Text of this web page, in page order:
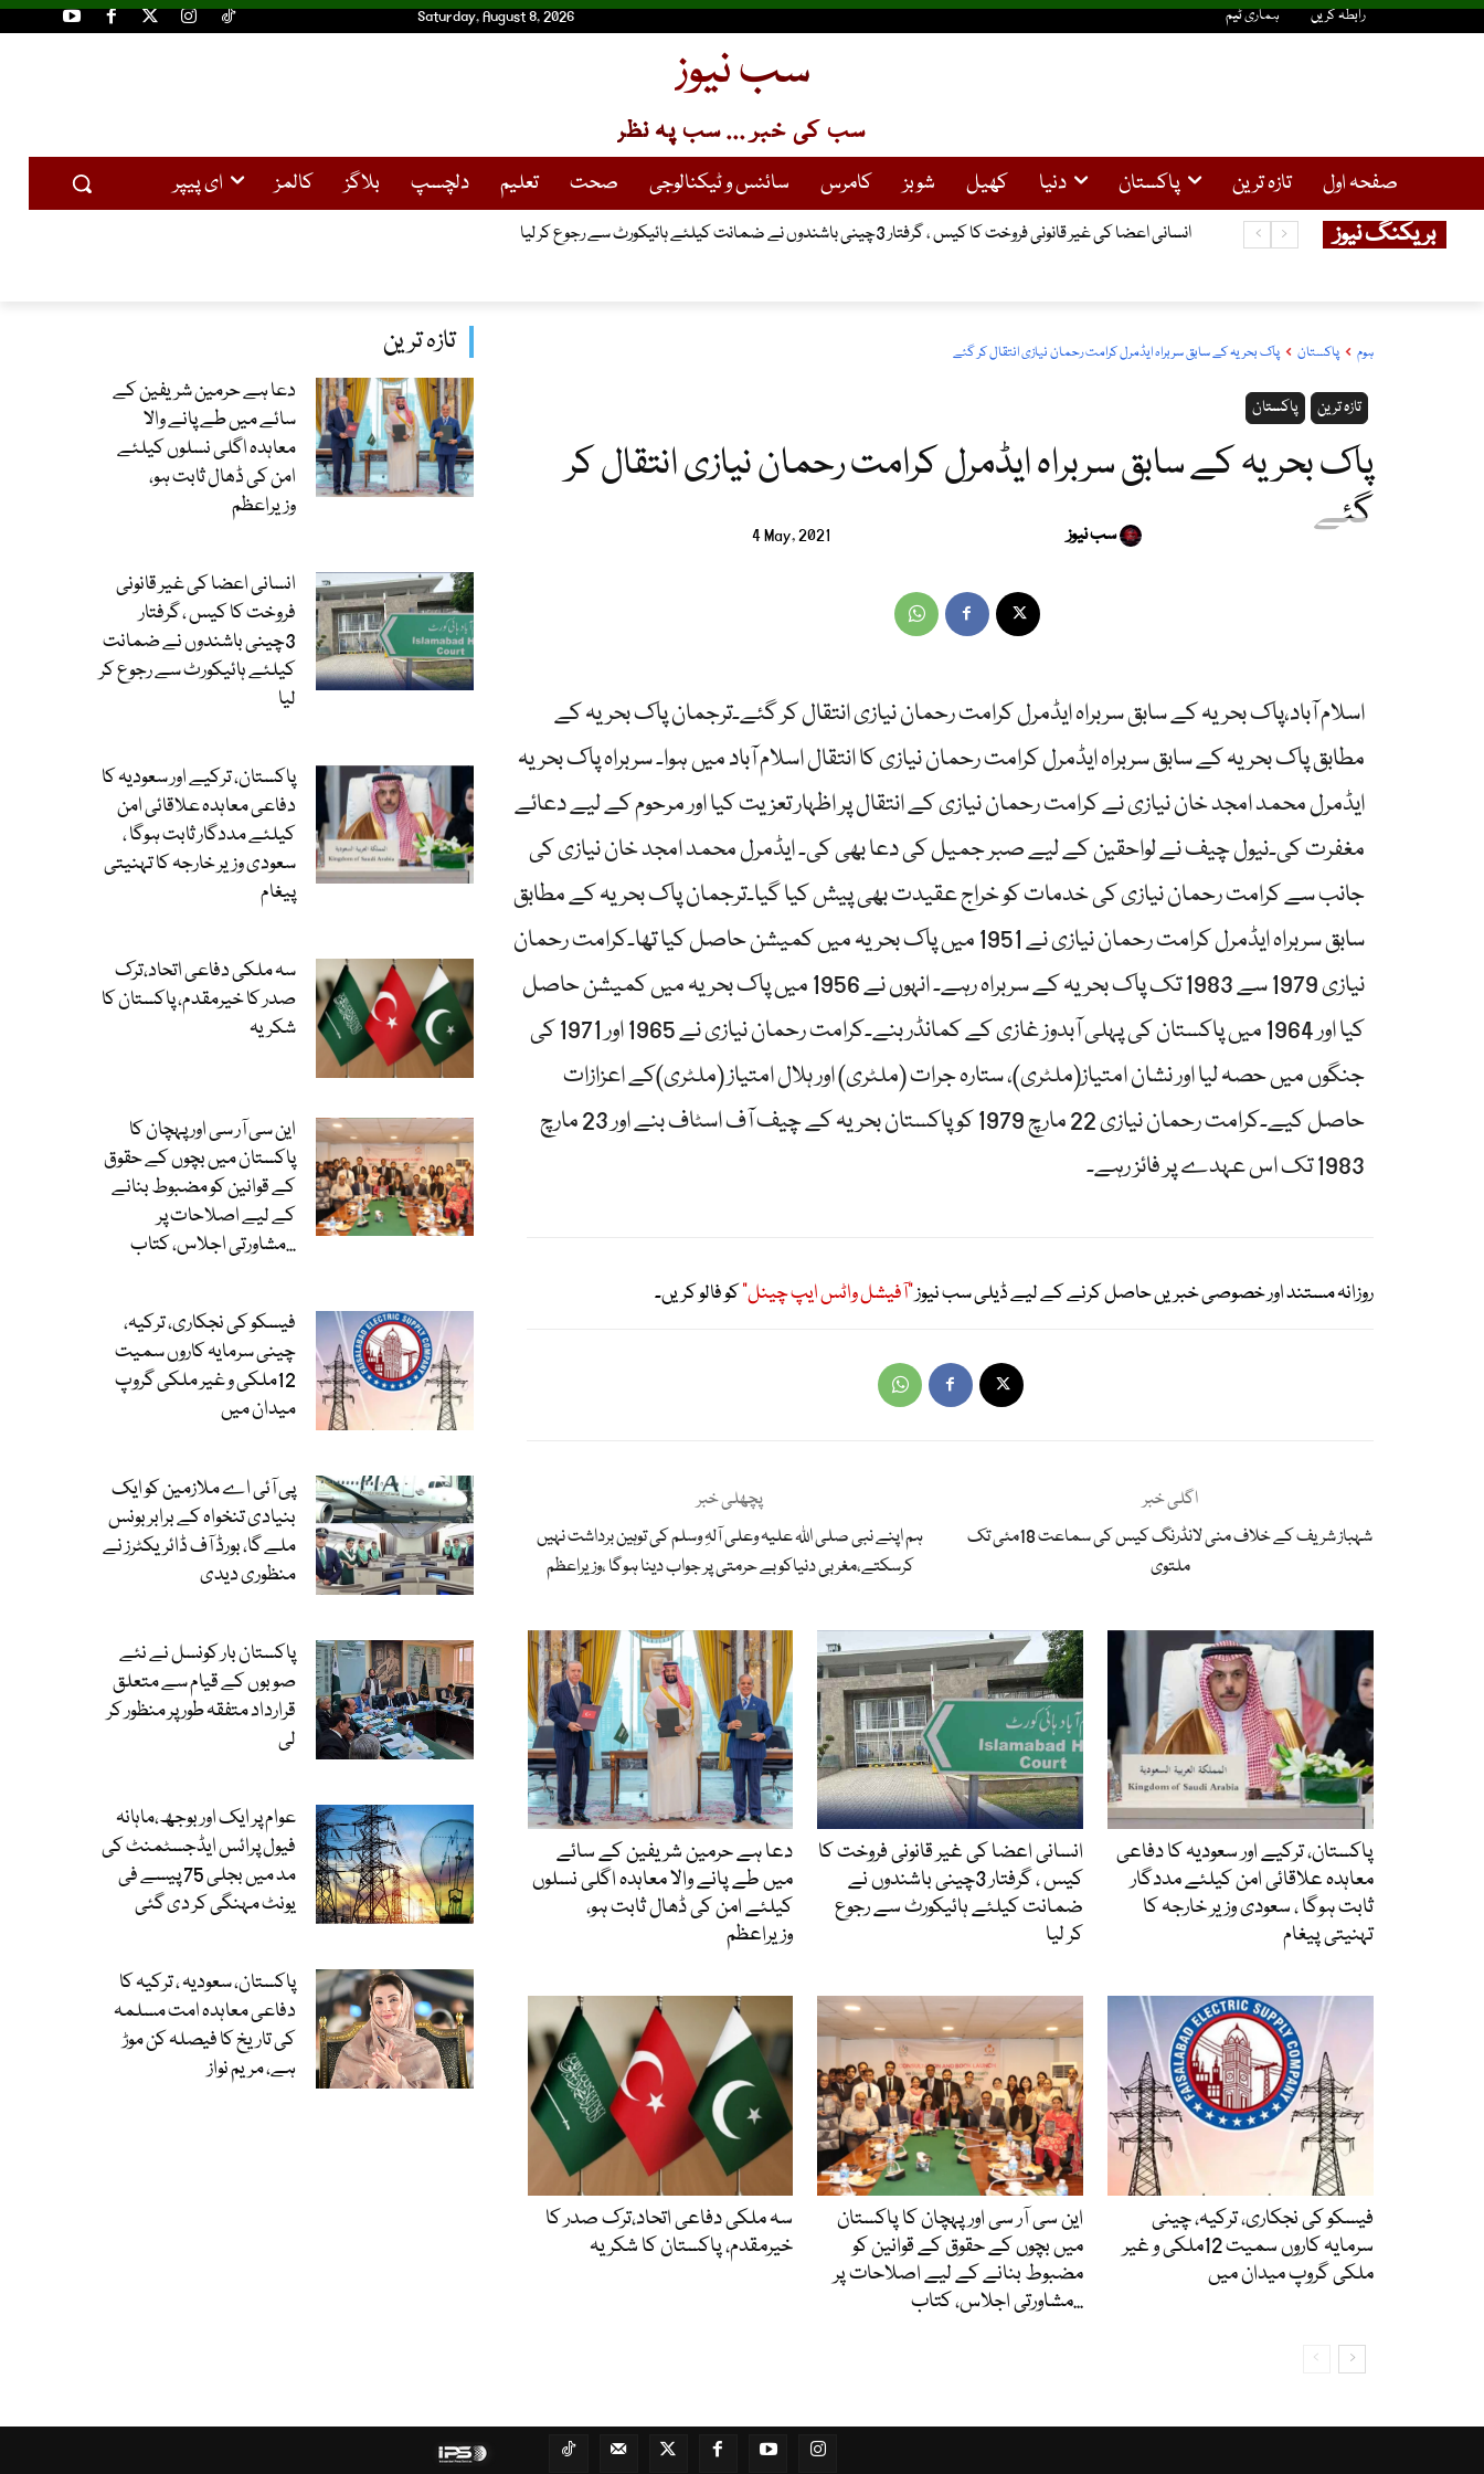
Saturday, August 8, 2026 رابطہ کریں ہماری ٹیم
سب نیوز
سب کی خبر ... سب پہ نظر
صفحہ اول تازہ ترین پاکستان دنیا کھیل شوبز کامرس سائنس و ٹیکنالوجی صحت تعلیم دلچسپ بلاگز کالمز ای پیپر
بریکنگ نیوز انسانی اعضا کی غیر قانونی فروخت کا کیس ، گرفتار 3چینی باشندوں نے ضمانت کیلئے ہائیکورٹ سے رجوع کر لیا
تازہ ترین
دعا ہے حرمین شریفین کے
سائے میں طے پانے والا
معاہدہ اگلی نسلوں کیلئے
امن کی ڈھال ثابت ہو،
وزیراعظم
انسانی اعضا کی غیر قانونی
فروخت کا کیس ، گرفتار
3چینی باشندوں نے ضمانت
کیلئے ہائیکورٹ سے رجوع کر
لیا
پاکستان، ترکیے اور سعودیہ کا
دفاعی معاہدہ علاقائی امن
کیلئے مددگار ثابت ہوگا ،
سعودی وزیر خارجہ کا تہنیتی
پیغام
سہ ملکی دفاعی اتحاد،ترک
صدر کا خیرمقدم، پاکستان کا
شکریہ
این سی آر سی اور پہچان کا
پاکستان میں بچوں کے حقوق
کے قوانین کو مضبوط بنانے
کے لیے اصلاحات پر
مشاورتی اجلاس، کتاب...
فیسکو کی نجکاری، ترکیہ،
چینی سرمایہ کاروں سمیت
12ملکی و غیر ملکی گروپ
میدان میں
پی آئی اے ملازمین کو ایک
بنیادی تنخواہ کے برابر بونس
ملے گا، بورڈ آف ڈائریکٹرز نے
منظوری دیدی
پاکستان بار کونسل نے نئے
صوبوں کے قیام سے متعلق
قرارداد متفقہ طور پر منظور کر
لی
عوام پر ایک اور بوجھ،ماہانہ
فیول پرائس ایڈجسٹمنٹ کی
مد میں بجلی 75 پیسے فی
یونٹ مہنگی کر دی گئی
پاکستان، سعودیہ ، ترکیہ کا
دفاعی معاہدہ امت مسلمہ
کی تاریخ کا فیصلہ کن موڑ
ہے، مریم نواز
ہوم پاکستان پاک بحریہ کے سابق سربراہ ایڈمرل کرامت رحمان نیازی انتقال کر گئے
پاکستان تازہ ترین
پاک بحریہ کے سابق سربراہ ایڈمرل کرامت رحمان نیازی انتقال کر
گئے
4 May, 2021 سب نیوز
اسلام آباد،پاک بحریہ کے سابق سربراہ ایڈمرل کرامت رحمان نیازی انتقال کر گئے۔ترجمان پاک بحریہ کے
مطابق پاک بحریہ کے سابق سربراہ ایڈمرل کرامت رحمان نیازی کا انتقال اسلام آباد میں ہوا۔ سربراہ پاک بحریہ
ایڈمرل محمد امجد خان نیازی نے کرامت رحمان نیازی کے انتقال پر اظہار تعزیت کیا اور مرحوم کے لیے دعائے
مغفرت کی۔نیول چیف نے لواحقین کے لیے صبر جمیل کی دعا بھی کی۔ ایڈمرل محمد امجد خان نیازی کی
جانب سے کرامت رحمان نیازی کی خدمات کو خراج عقیدت بھی پیش کیا گیا۔ترجمان پاک بحریہ کے مطابق
سابق سربراہ ایڈمرل کرامت رحمان نیازی نے 1951 میں پاک بحریہ میں کمیشن حاصل کیا تھا۔کرامت رحمان
نیازی 1979 سے 1983 تک پاک بحریہ کے سربراہ رہے۔ انہوں نے 1956 میں پاک بحریہ میں کمیشن حاصل
کیا اور 1964 میں پاکستان کی پہلی آبدوز غازی کے کمانڈر بنے۔کرامت رحمان نیازی نے 1965 اور 1971 کی
جنگوں میں حصہ لیا اور نشان امتیاز(ملٹری)، ستارہ جرات (ملٹری) اور ہلال امتیاز (ملٹری)کے اعزازات
حاصل کیے۔کرامت رحمان نیازی 22 مارچ 1979 کو پاکستان بحریہ کے چیف آف اسٹاف بنے اور 23 مارچ
1983 تک اس عہدے پر فائز رہے۔
روزانہ مستند اور خصوصی خبریں حاصل کرنے کے لیے ڈیلی سب نیوز"آفیشل واٹس ایپ چینل"کو فالو کریں۔
پچھلی خبر
ہم اپنے نبی صلی اللہ علیہ وعلی آلہِ وسلم کی توہین برداشت نہیں
کرسکتے،مغربی دنیاکو بے حرمتی پر جواب دینا ہوگا ،وزیراعظم
اگلی خبر
شہباز شریف کے خلاف منی لانڈرنگ کیس کی سماعت 18مئی تک
ملتوی
دعا ہے حرمین شریفین کے سائے
میں طے پانے والا معاہدہ اگلی نسلوں
کیلئے امن کی ڈھال ثابت ہو،
وزیراعظم
انسانی اعضا کی غیر قانونی فروخت کا
کیس ، گرفتار 3چینی باشندوں نے
ضمانت کیلئے ہائیکورٹ سے رجوع
کر لیا
پاکستان، ترکیے اور سعودیہ کا دفاعی
معاہدہ علاقائی امن کیلئے مددگار
ثابت ہوگا ، سعودی وزیر خارجہ کا
تہنیتی پیغام
سہ ملکی دفاعی اتحاد،ترک صدر کا
خیرمقدم، پاکستان کا شکریہ
این سی آر سی اور پہچان کا پاکستان
میں بچوں کے حقوق کے قوانین کو
مضبوط بنانے کے لیے اصلاحات پر
مشاورتی اجلاس، کتاب...
فیسکو کی نجکاری، ترکیہ، چینی
سرمایہ کاروں سمیت 12ملکی و غیر
ملکی گروپ میدان میں